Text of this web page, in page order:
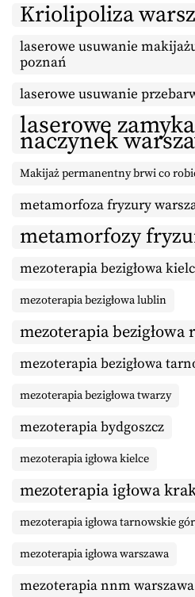
Kriolipoliza
laserowe usuwanie
poznań
laserowe usuwanie
laserowe
naczynek
Makijaż permanentny brwi co
metamorfoza fryzury
metamorfozy
mezoterapia bezigłowa
mezoterapia bezigłowa lublin
mezoterapia bezigłowa
mezoterapia bezigłowa
mezoterapia bezigłowa twarzy
mezoterapia bydgoszcz
mezoterapia igłowa kielce
mezoterapia igłowa
mezoterapia igłowa tarnowskie
mezoterapia igłowa warszawa
mezoterapia nnm warszawa